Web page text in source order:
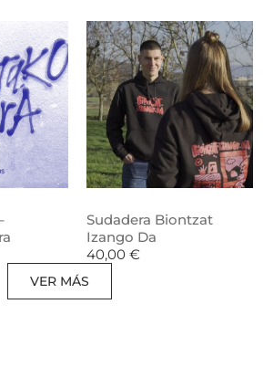
Sudadera Biontzat
Izango Da
40,00 €
VER MÁS